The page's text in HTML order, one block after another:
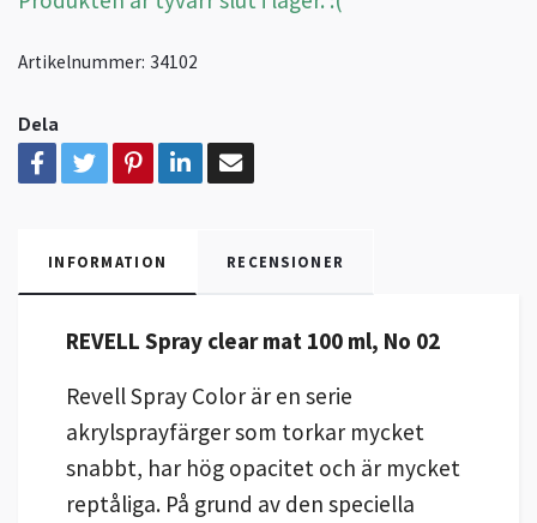
Artikelnummer: 34102
Dela
INFORMATION RECENSIONER
REVELL Spray clear mat 100 ml, No 02
Revell Spray Color är en serie
akrylsprayfärger som torkar mycket
snabbt, har hög opacitet och är mycket
reptåliga. På grund av den speciella